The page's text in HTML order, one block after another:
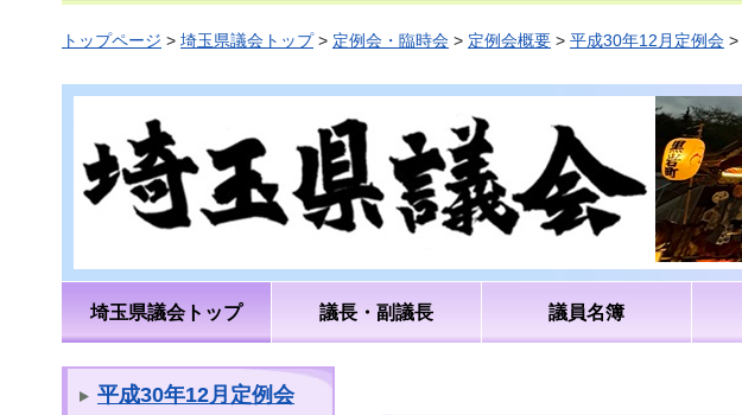
トップページ > 埼玉県議会トップ> 定例会・臨時会 > 定例会概要 > 平成30年12月定例会 >
埼玉県議会トップ 議長・副議長 議員名簿
平成30年12月定例会